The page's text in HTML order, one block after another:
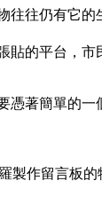
往往仍有它
貼的平台，
憑著簡單的
製作留言板